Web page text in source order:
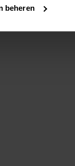
beheren